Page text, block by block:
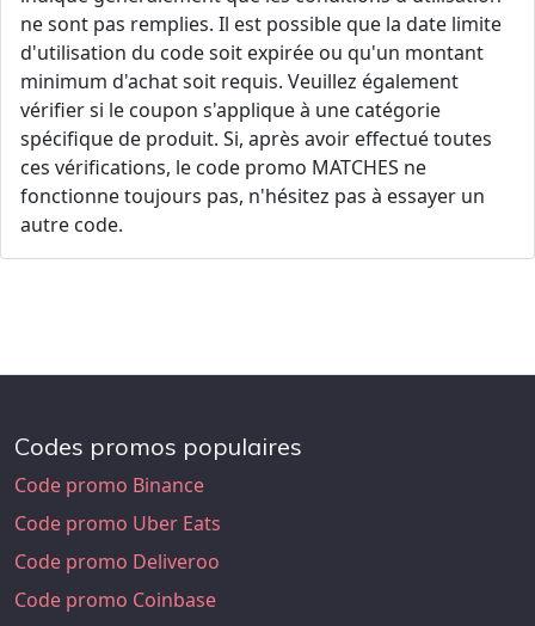
ne sont pas remplies. Il est possible que la date limite
d'utilisation du code soit expirée ou qu'un montant
minimum d'achat soit requis. Veuillez également
vérifier si le coupon s'applique à une catégorie
spécifique de produit. Si, après avoir effectué toutes
ces vérifications, le code promo MATCHES ne
fonctionne toujours pas, n'hésitez pas à essayer un
autre code.
Codes promos populaires
Code promo Binance
Code promo Uber Eats
Code promo Deliveroo
Code promo Coinbase